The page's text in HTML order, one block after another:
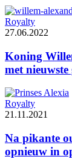
Royalty
27.06.2022
Koning
met nieuwste
Royalty
21.11.2021
Na pikante
opnieuw in